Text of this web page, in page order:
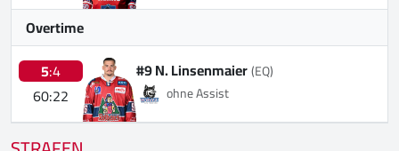
Overtime
5:4
60:22
#9 N. Linsenmaier(EQ)
ohne Assist